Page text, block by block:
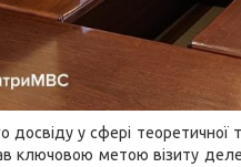
досвіду у сфері теоретичної
ключовою метою візиту